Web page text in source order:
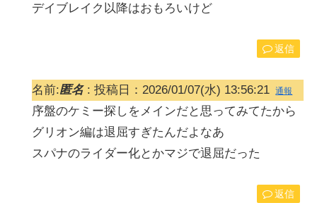
デイブレイク以降はおもろいけど
返信
名前:匿名: 投稿日：2026/01/07(水) 13:56:21 通報
序盤のケミー探しをメインだと思ってみてたから
グリオン編は退屈すぎたんだよなあ
スパナのライダー化とかマジで退屈だった
返信